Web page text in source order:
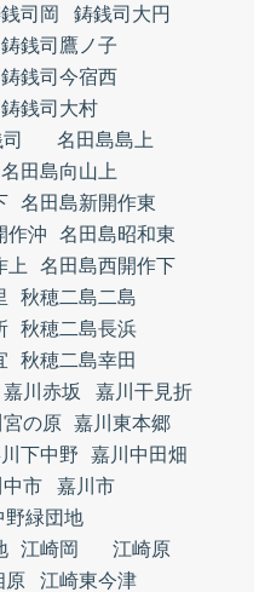
司岡
鋳銭司大円
鋳銭司鷹ノ子
鋳銭司今宿西
鋳銭司大村
名田島島上
名田島向山上
名田島新開作東
作沖
名田島昭和東
上
名田島西開作下
秋穂二島二島
秋穂二島長浜
秋穂二島幸田
嘉川赤坂
嘉川干見折
の原 嘉川東本郷
下中野
嘉川中田畑
市
嘉川市
野緑団地
江崎岡
江崎原
原
江崎東今津